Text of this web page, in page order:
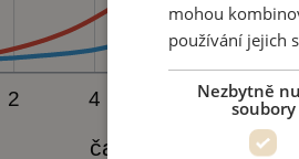
mohou
používání jejich
Nezbytně
soubory